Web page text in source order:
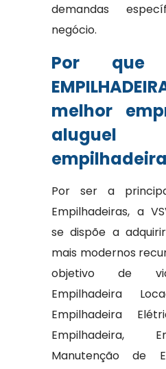
demandas
negócio.
Por
melhor
Por ser a
Empilhadeiras, a
se dispõe a
mais modernos
objetivo de
Empilhadeira
Empilhadeira
Empilhadeira,
Manutenção de